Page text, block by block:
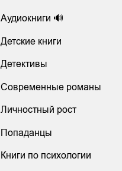
Аудиокниги 🔊
Детские книги
Детективы
Современные романы
Личностный рост
Попаданцы
Книги по психологии